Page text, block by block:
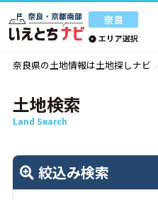
奈良県の土地情報は土地探しナビ
土地検索
Land Search
絞込み検索